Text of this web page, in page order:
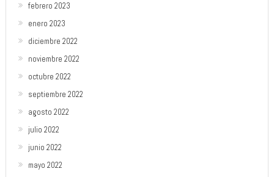
febrero 2023
enero 2023
diciembre 2022
noviembre 2022
octubre 2022
septiembre 2022
agosto 2022
julio 2022
junio 2022
mayo 2022